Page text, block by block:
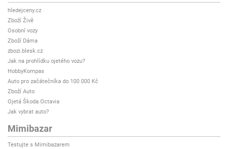
hledejceny.cz
Zboží Živě
Osobní vozy
Zboží Dáma
zbozi.blesk.cz
Jak na prohlídku ojetého vozu?
HobbyKompas
Auto pro začátečníka do 100 000 Kč
Zboží Auto
Ojetá Škoda Octavia
Jak vybrat auto?
Mimibazar
Testujte s Mimibazarem